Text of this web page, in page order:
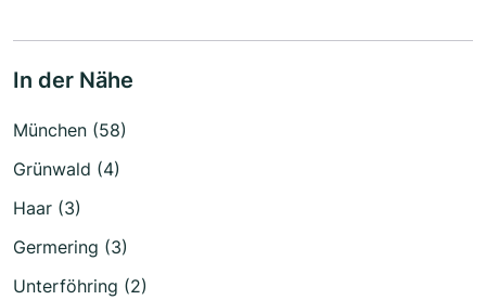
In der Nähe
München (58)
Grünwald (4)
Haar (3)
Germering (3)
Unterföhring (2)